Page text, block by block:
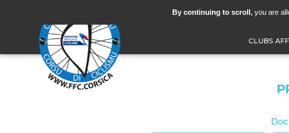
CLUBS
By continuing to scroll, you are